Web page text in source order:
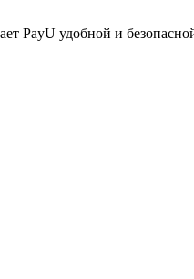
PayU удобной и